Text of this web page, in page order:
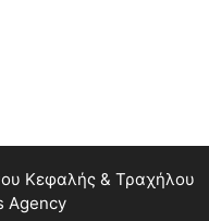
Κεφαλής & Τραχήλου
Agency